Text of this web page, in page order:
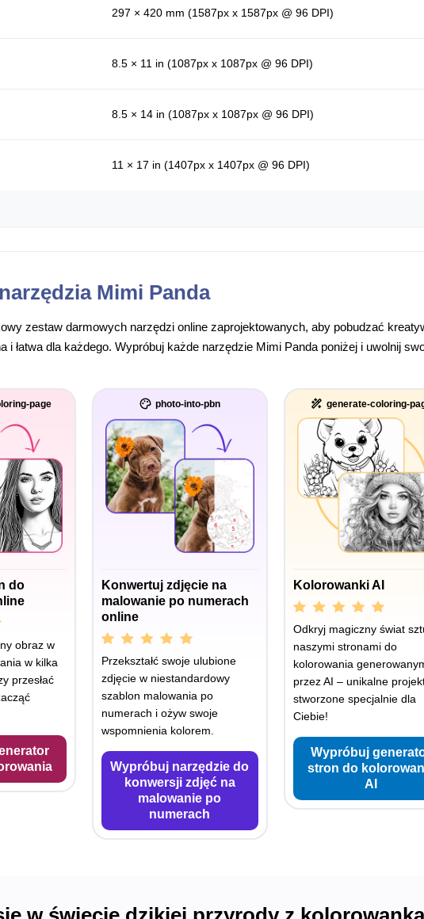
297 × 420 mm (1587px x 1587px @ 96 DPI)
8.5 × 11 in (1087px x 1087px @ 96 DPI)
8.5 × 14 in (1087px x 1087px @ 96 DPI)
11 × 17 in (1407px x 1407px @ 96 DPI)
Mimi Panda
zestaw darmowych narzędzi online zaprojektowanych, aby pobudzać
i łatwa dla każdego. Wypróbuj każde narzędzie Mimi Panda poniżej i uwolnij
page
do
obraz w
w kilka
przesłać
photo-into-pbn
Konwertuj zdjęcie na
malowanie po numerach
online
Przekształć swoje ulubione
zdjęcie w niestandardowy
szablon malowania po
numerach i ożyw swoje
wspomnienia kolorem.
Wypróbuj narzędzie do
konwersji zdjęć na
malowanie po
numerach
generate-coloring-
Kolorowanki AI
Odkryj magiczny świat
naszymi stronami do
kolorowania
przez AI – unikalne
stworzone specjalnie dla
Ciebie!
Wypróbuj
stron do
AI